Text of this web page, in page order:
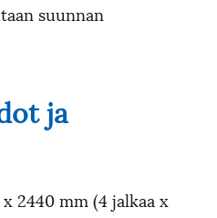
suunnan
ja
2440 mm (4 jalkaa x